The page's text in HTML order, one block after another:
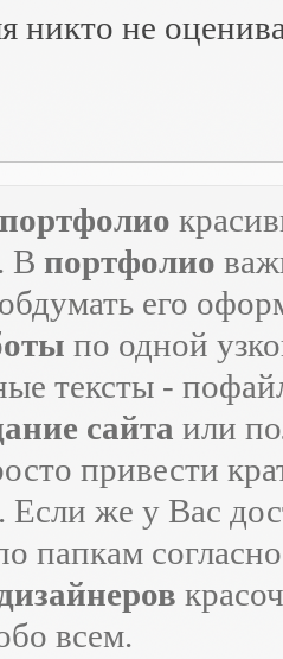
никто не
портфолио
В портфолио
его
по одной
тексты -
сайта или
привести
Если же у Вас
папкам
всем.